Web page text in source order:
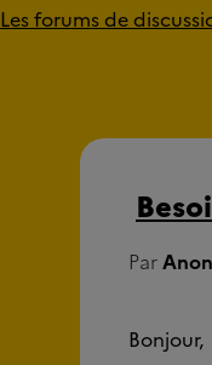
Les forums de
Par
Bonjour,